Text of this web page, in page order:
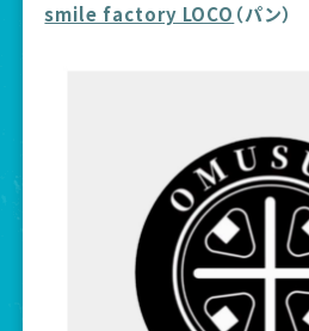
smile factory LOCO （パン）